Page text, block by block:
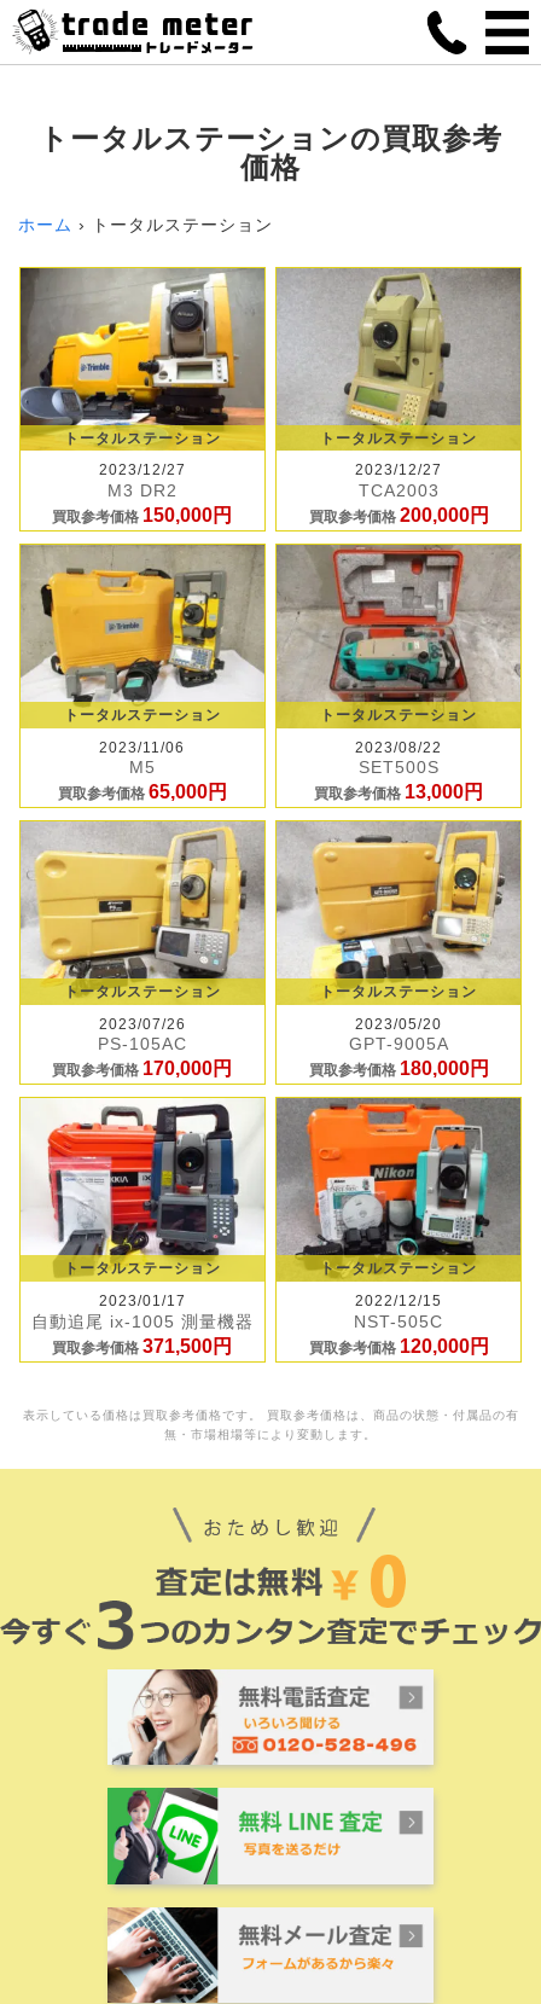
トータルステーションの買取参考
価格
ホーム トータルステーション
トータルステーション
2023/12/27
M3 DR2
買取参考価格 150,000円
トータルステーション
2023/12/27
TCA2003
買取参考価格 200,000円
トータルステーション
2023/11/06
M5
買取参考価格 65,000円
トータルステーション
2023/08/22
SET500S
買取参考価格 13,000円
トータルステーション
2023/07/26
PS-105AC
買取参考価格 170,000円
トータルステーション
2023/05/20
GPT-9005A
買取参考価格 180,000円
トータルステーション
2023/01/17
自動追尾 ix-1005 測量機器
買取参考価格371,500円
トータルステーション
2022/12/15
NST-505C
買取参考価格 120,000円
表示している価格は買取参考価格です。 買取参考価格は、商品の状態・付属品の有
無・市場相場等により変動します。